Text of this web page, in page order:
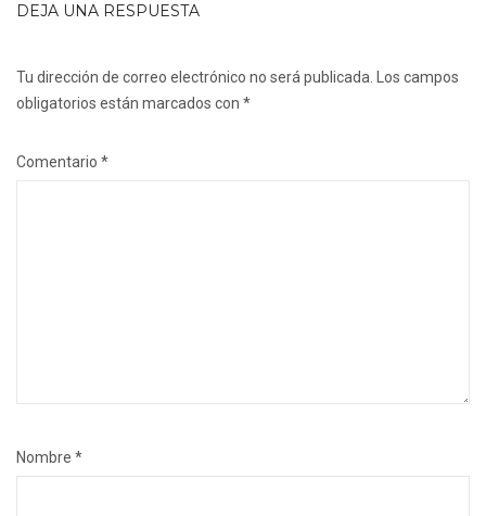
DEJA UNA RESPUESTA
Tu dirección de correo electrónico no será publicada. Los campos
obligatorios están marcados con *
Comentario *
Nombre *